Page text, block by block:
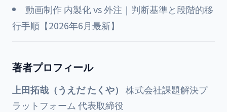
動画制作 内製化 vs 外注｜判断基準と段階的移
行手順【2026年6月最新】
著者プロフィール
上田拓哉（うえだ たくや） 株式会社課題解決プ
ラットフォーム 代表取締役